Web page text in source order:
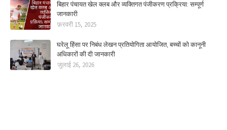
बिहार पंचायत खेल क्लब और व्यक्तिगत पंजीकरण प्रक्रिया: सम्पूर्ण
जानकारी
फ़रवरी 15, 2025
घरेलू हिंसा पर निबंध लेखन प्रतियोगिता आयोजित, बच्चों को कानूनी
अधिकारों की दी जानकारी
जुलाई 26, 2026